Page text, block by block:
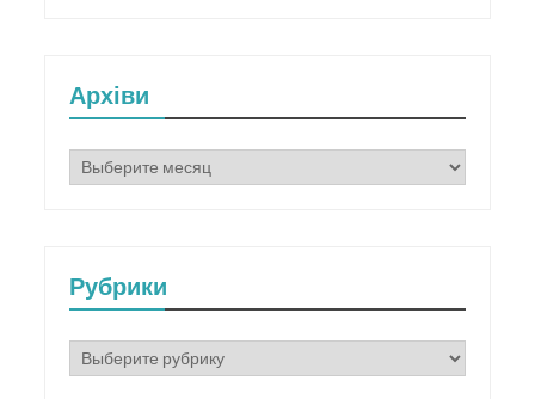
Архіви
Архіви
Рубрики
Рубрики